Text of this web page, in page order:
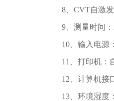
8、CVT自激
9、测量时间
10、输入电源
11、打印机：
12、计算机接
13、环境湿